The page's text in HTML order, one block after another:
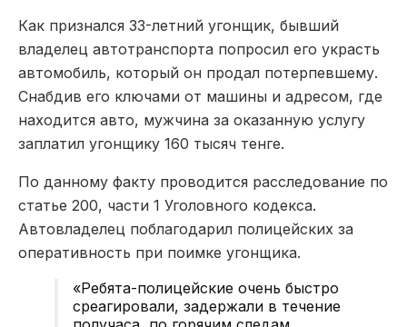
Как признался 33-летний угонщик, бывший
владелец автотранспорта попросил его украсть
автомобиль, который он продал потерпевшему.
Снабдив его ключами от машины и адресом, где
находится авто, мужчина за оказанную услугу
заплатил угонщику 160 тысяч тенге.
По данному факту проводится расследование по
статье 200, части 1 Уголовного кодекса.
Автовладелец поблагодарил полицейских за
оперативность при поимке угонщика.
«Ребята-полицейские очень быстро
среагировали, задержали в течение